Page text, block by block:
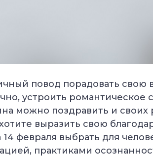
повод порадовать свою
устроить
можно поздравить и своих
выразить свою
февраля выбрать для
практиками